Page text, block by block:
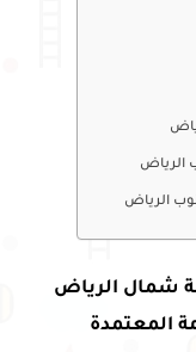
الرياض
الرياض
شمال الرياض
المعتمدة